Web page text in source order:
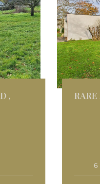
,
6